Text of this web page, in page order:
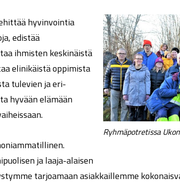
Ryhmäpotretissa
hyvinvointia
edistää
ihmisten keskinäistä
elinikäistä oppimista
tulevien ja eri-
hyvään elämään
ja laaja-alaisen
tarjoamaan asiakkaillemme